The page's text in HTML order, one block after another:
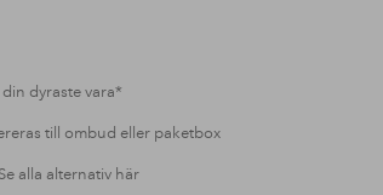
dyraste vara*
till ombud eller paketbox
alla alternativ här